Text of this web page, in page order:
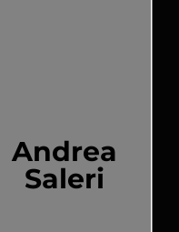
Andrea
Saleri